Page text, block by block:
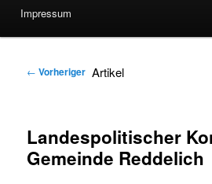
Inhalt
Inhalt
Impressum
Artikel
← Vorheriger
Landespolitischer
Gemeinde Reddelich